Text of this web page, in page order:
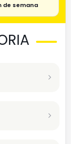
de semana